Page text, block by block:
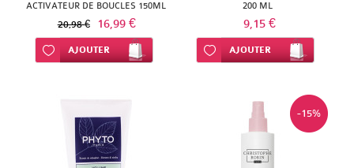
ACTIVATEUR DE BOUCLES 150ML
20,98 € 16,99 €
Ajouter à ma liste d’envie
AJOUTER
200 ML
9,15 €
Ajouter à ma liste d’envie
AJOUTER
-15%